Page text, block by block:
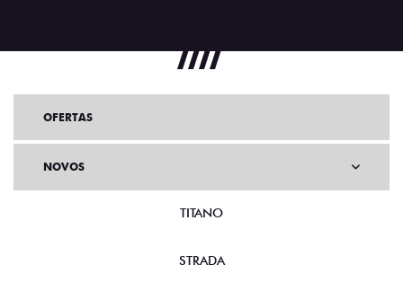
OFERTAS
NOVOS
TITANO
STRADA